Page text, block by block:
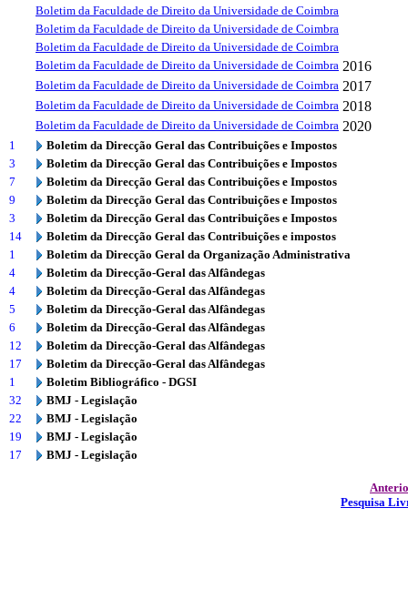
Boletim da Faculdade de Direito da Universidade de Coimbra
Boletim da Faculdade de Direito da Universidade de Coimbra
Boletim da Faculdade de Direito da Universidade de Coimbra
Boletim da Faculdade de Direito da Universidade de Coimbra 2016
Boletim da Faculdade de Direito da Universidade de Coimbra 2017
Boletim da Faculdade de Direito da Universidade de Coimbra 2018
Boletim da Faculdade de Direito da Universidade de Coimbra 2020
1
Boletim da Direcção Geral das Contribuições e Impostos
3
Boletim da Direcção Geral das Contribuições e Impostos
7
Boletim da Direcção Geral das Contribuições e Impostos
9
Boletim da Direcção Geral das Contribuições e Impostos
3
Boletim da Direcção Geral das Contribuições e Impostos
14
Boletim da Direcção Geral das Contribuições e impostos
1
Boletim da Direcção Geral da Organização Administrativa
4
Boletim da Direcção-Geral das Alfândegas
4
Boletim da Direcção-Geral das Alfândegas
5
Boletim da Direcção-Geral das Alfândegas
6
Boletim da Direcção-Geral das Alfândegas
12
Boletim da Direcção-Geral das Alfândegas
17
Boletim da Direcção-Geral das Alfândegas
1
Boletim Bibliográfico - DGSI
32
BMJ - Legislação
22
BMJ - Legislação
19
BMJ - Legislação
17
BMJ - Legislação
Pesquisa